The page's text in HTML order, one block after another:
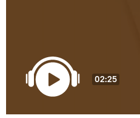
02:25